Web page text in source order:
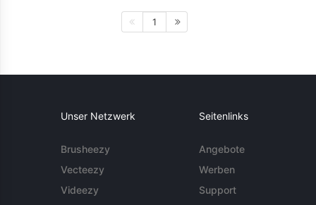
1
Unser Netzwerk
Brusheezy
Vecteezy
Videezy
Seitenlinks
Angebote
Werben
Support